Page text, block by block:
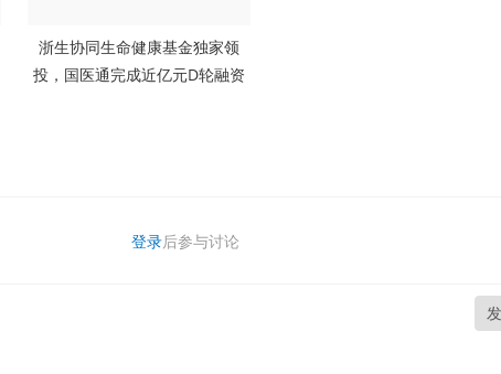
浙生协同生命健康基金独家领
投，国医通完成近亿元D轮融资
登录后参与讨论